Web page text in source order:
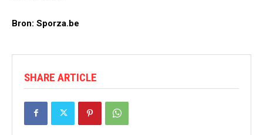
Bron: Sporza.be
SHARE ARTICLE